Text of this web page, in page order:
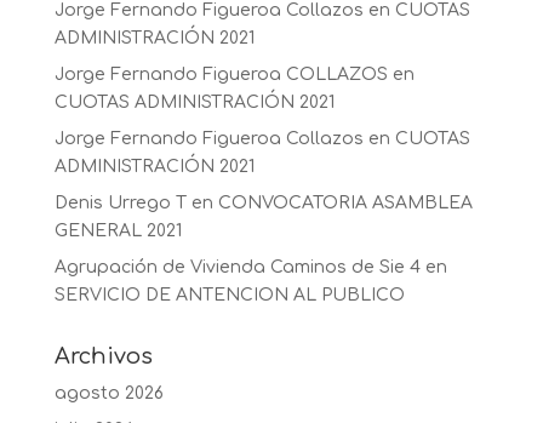
Jorge Fernando Figueroa Collazos en CUOTAS
ADMINISTRACIÓN 2021
Jorge Fernando Figueroa COLLAZOS en
CUOTAS ADMINISTRACIÓN 2021
Jorge Fernando Figueroa Collazos en CUOTAS
ADMINISTRACIÓN 2021
Denis Urrego T
en CONVOCATORIA ASAMBLEA
GENERAL 2021
Agrupación de Vivienda Caminos de Sie 4en
SERVICIO DE ANTENCION AL PUBLICO
Archivos
agosto 2026